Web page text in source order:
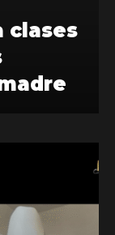
clases